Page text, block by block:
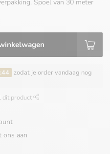
Spoel van 30 meter
zodat je order vandaag nog
dit product
ons aan